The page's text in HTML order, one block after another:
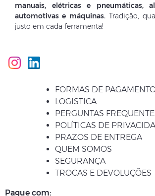
manuais, elétricas e pneumáticas,
automotivas e máquinas.Tradição,
justo em cada ferramenta!
FORMAS DE
LOGISTICA
PERGUNTAS
POLÍTICAS DE
PRAZOS DE ENTREGA
QUEM SOMOS
SEGURANÇA
TROCAS E DEVOLUÇÕES
Pague com: